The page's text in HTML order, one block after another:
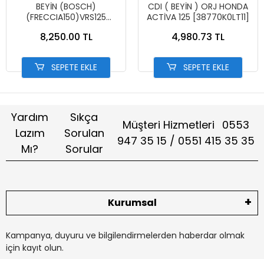
BEYİN (BOSCH)
(FRECCIA150)VRS125
8,250.00 TL
SEPETE EKLE
CDI ( BEYİN ) ORJ HONDA
ACTİVA 125 [38770K0LT11]
4,980.73 TL
SEPETE EKLE
Yardım
Lazım
Mı?
Sıkça
Sorulan
Sorular
Müşteri Hizmetleri 0553
947 35 15 / 0551 415 35 35
Kurumsal
Kampanya, duyuru ve bilgilendirmelerden haberdar olmak
için kayıt olun.